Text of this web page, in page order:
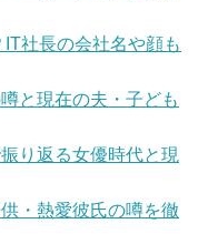
社長の会社名や顔も
と現在の夫・子ども
り返る女優時代と現
・熱愛彼氏の噂を徹